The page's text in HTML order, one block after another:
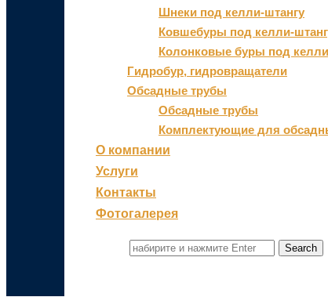
Шнеки под келли-штангу
Ковшебуры под келли-
Колонковые буры под
Гидробур, гидровращатели
Обсадные трубы
Обсадные трубы
Комплектующие для
О компании
Услуги
Контакты
Фотогалерея